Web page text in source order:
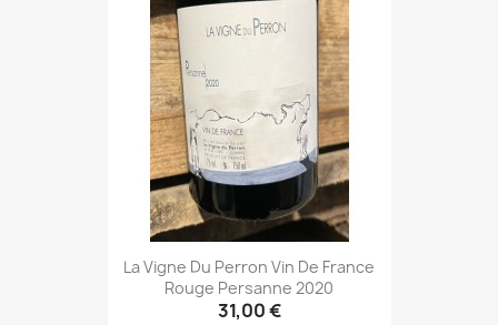
La Vigne Du Perron Vin De France
Rouge Persanne 2020
31,00 €